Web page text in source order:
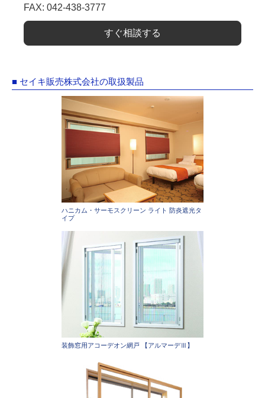
FAX: 042-438-3777
すぐ相談する
■ セイキ販売株式会社の取扱製品
ハニカム・サーモスクリーン ライト 防炎遮光タ
イプ
装飾窓用アコーデオン網戸 【アルマーデⅢ】